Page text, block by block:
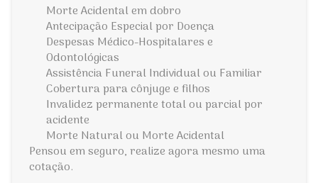
Morte Acidental em dobro
Antecipação Especial por Doença
Despesas Médico-Hospitalares e
Odontológicas
Assistência Funeral Individual ou Familiar
Cobertura para cônjuge e filhos
Invalidez permanente total ou parcial por
acidente
Morte Natural ou Morte Acidental
Pensou em seguro, realize agora mesmo uma
cotação.